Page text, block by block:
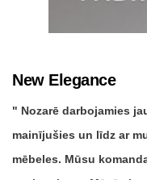
New Elegance
Nozarē darbojamies
mainījušies un līdz ar
mēbeles. Mūsu